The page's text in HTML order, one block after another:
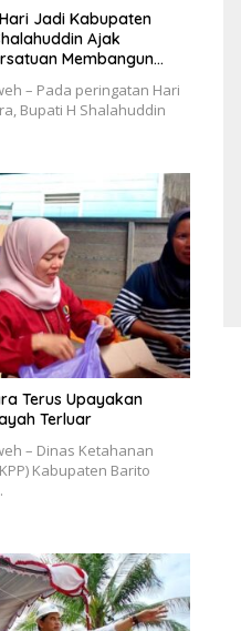
Jadi Kabupaten
Ajak
Membangun
– Pada peringatan Hari
Bupati H Shalahuddin
Terus Upayakan
Terluar
– Dinas Ketahanan
Kabupaten Barito